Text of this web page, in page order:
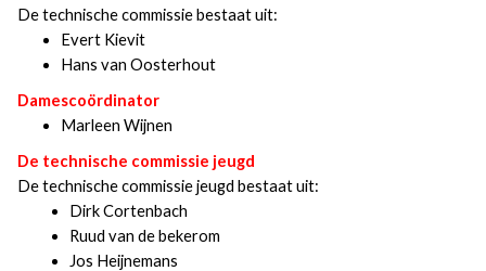
De technische commissie bestaat uit:
Evert Kievit
Hans van Oosterhout
Damescoördinator
Marleen Wijnen
De technische commissie jeugd
De technische commissie jeugd bestaat uit:
Dirk Cortenbach
Ruud van de bekerom
Jos Heijnemans